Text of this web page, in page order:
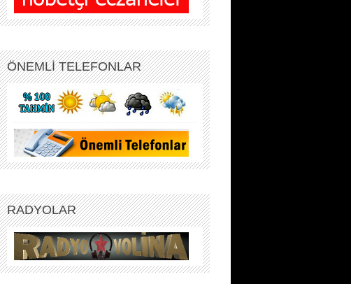
ÖNEMLİ TELEFONLAR
RADYOLAR